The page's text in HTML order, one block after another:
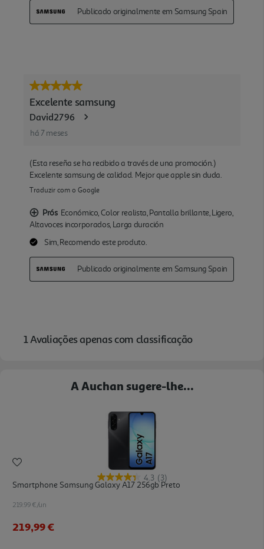
A Auchan sugere-lhe...
4.3 (3)
Smartphone Samsung Galaxy A17 256gb Preto
219.99 €/un
219,99 €